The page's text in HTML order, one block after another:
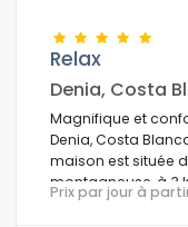
Relax
Denia, Costa
Magnifique et
Denia, Costa
maison est située
montagneuse, à 3
Cassiana.
Prix par jour à